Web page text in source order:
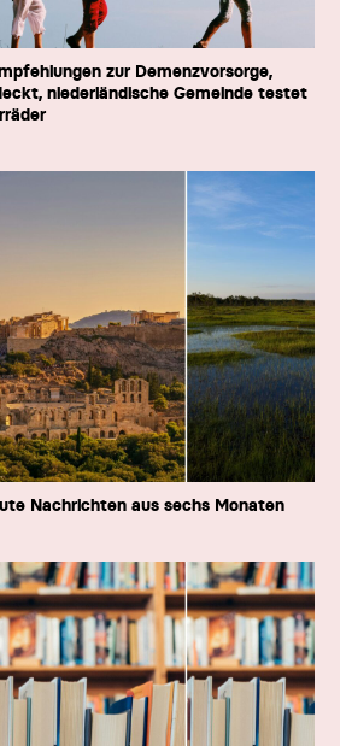
zur Demenzvorsorge,
niederländische Gemeinde testet
Nachrichten aus sechs Monaten